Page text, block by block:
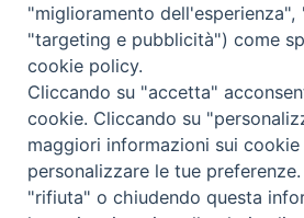
seguici su
Informativa Privacy
COPYRIGHT © 2013-2025
"miglioramento dell'esperienza",
"targeting e pubblicità") come
cookie policy.
Cliccando su "accetta"
cookie. Cliccando su
maggiori informazioni sui
personalizzare le tue
"rifiuta" o chiudendo questa